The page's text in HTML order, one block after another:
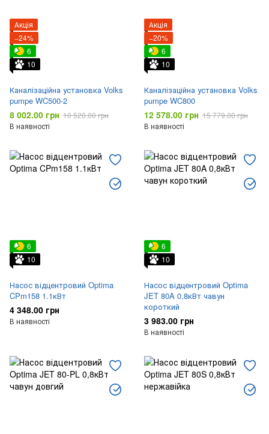
Акція
−24%
6
10
Каналізаційна установка Volks
pumpe WC500-2
8 002.00 грн 10 520.00 грн
В наявності
Акція
−20%
6
10
Каналізаційна установка Volks
pumpe WC800
12 578.00 грн 15 779.00 грн
В наявності
6
10
Насос відцентровий Optima
CPm158 1.1кВт
4 348.00 грн
В наявності
6
10
Насос відцентровий Optima
JET 80A 0,8кВт чавун
короткий
3 983.00 грн
В наявності